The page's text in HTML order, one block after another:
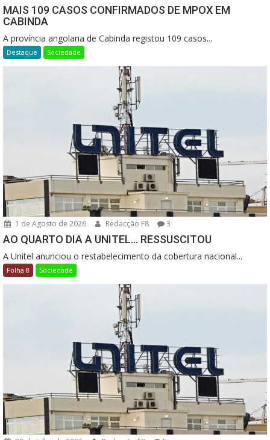
MAIS 109 CASOS CONFIRMADOS DE MPOX EM
CABINDA
A província angolana de Cabinda registou 109 casos...
Destaque Sociedade
1 de Agosto de 2026 Redacção F8 3
AO QUARTO DIA A UNITEL… RESSUSCITOU
A Unitel anunciou o restabelecimento da cobertura nacional...
Folha 8 Sociedade